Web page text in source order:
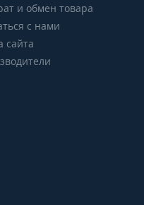
и обмен товара
с нами
сайта